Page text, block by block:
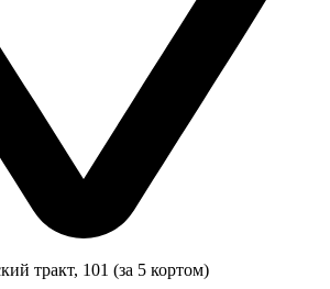
тракт, 101 (за 5 кортом)